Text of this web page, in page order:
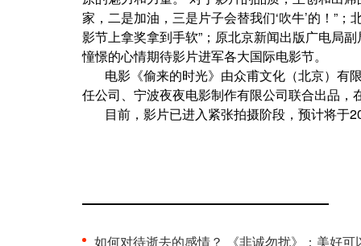
家，二是加油，三是片子会替我们‘吹牛’的！”
影节上拿奖拿到手软”；原北京新闻出版广电局
憧憬的心情期待影片进军各大国际电影节。
电影《偷来的时光》由众甫文化（北京）有
任公司、宁波夜夜电影制作有限公司联合出品
目前，影片已进入紧张拍摄阶段，预计将于
如何对待逝去的感情？ 《非诚勿扰》：美好可以怀念，